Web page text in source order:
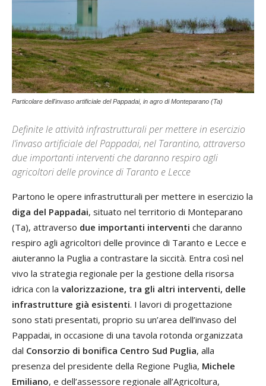
Particolare dell'invaso artificiale del Pappadai, in agro di Monteparano (Ta)
Definite le attività infrastrutturali per mettere in esercizio
l’invaso artificiale del Pappadai, nel Tarantino, attraverso
due importanti interventi che daranno respiro agli
agricoltori delle province di Taranto e Lecce
Partono le opere infrastrutturali per mettere in esercizio la
diga del Pappadai, situato nel territorio di Monteparano
(Ta), attraverso due importanti interventi che daranno
respiro agli agricoltori delle province di Taranto e Lecce e
aiuteranno la Puglia a contrastare la siccità. Entra così nel
vivo la strategia regionale per la gestione della risorsa
idrica con la valorizzazione, tra gli altri interventi, delle
infrastrutture già esistenti. I lavori di progettazione
sono stati presentati, proprio su un’area dell’invaso del
Pappadai, in occasione di una tavola rotonda organizzata
dal Consorzio di bonifica Centro Sud Puglia, alla
presenza del presidente della Regione Puglia, Michele
Emiliano, e dell’assessore regionale all’Agricoltura,